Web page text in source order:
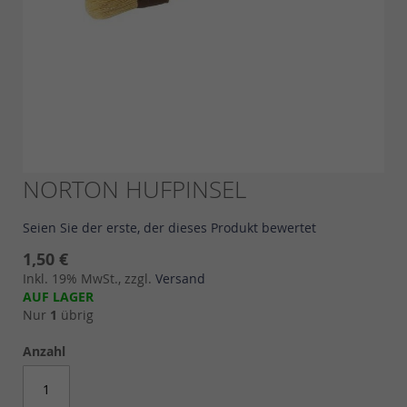
Skip
to
beginning
of
the
images
gallery
NORTON HUFPINSEL
Seien Sie der erste, der dieses Produkt bewertet
1,50 €
Inkl. 19% MwSt., zzgl. Versand
AUF LAGER
Nur 1 übrig
Anzahl